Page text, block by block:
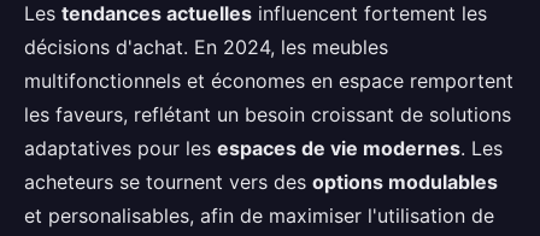
Les tendances actuelles influencent fortement les
décisions d'achat. En 2024, les meubles
multifonctionnels et économes en espace remportent
les faveurs, reflétant un besoin croissant de solutions
adaptatives pour les espaces de vie modernes. Les
acheteurs se tournent vers des options modulables
et personalisables, afin de maximiser l'utilisation de